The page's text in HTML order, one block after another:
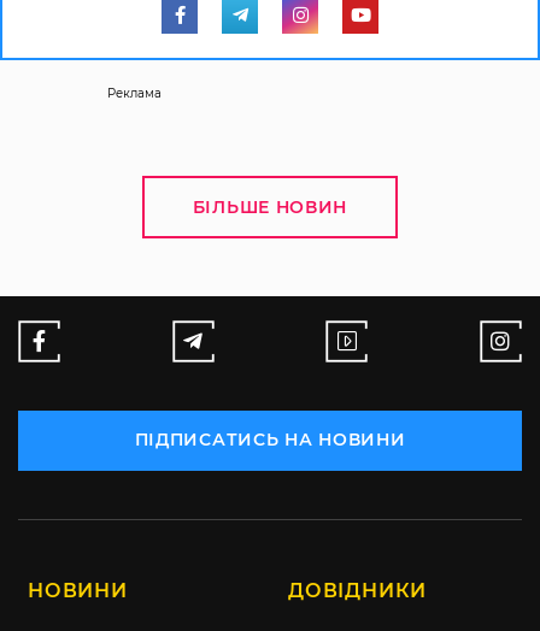
Реклама
БІЛЬШЕ НОВИН
ПІДПИСАТИСЬ НА НОВИНИ
НОВИНИ ДОВІДНИКИ